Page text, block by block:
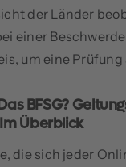
der Länder
einer
um eine Prüfung
BFSG?
Überblick
die sich jeder